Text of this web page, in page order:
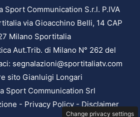
Sport Communication S.r.l. P.IVA
via Gioacchino Belli, 14 CAP
Milano Sportitalia
Aut.Trib. di Milano N° 262 del
segnalazioni@sportitaliatv.com
sito Gianluigi Longari
Sport Communication Srl
- Privacy Policy-Disclaimer
Change privacy settings